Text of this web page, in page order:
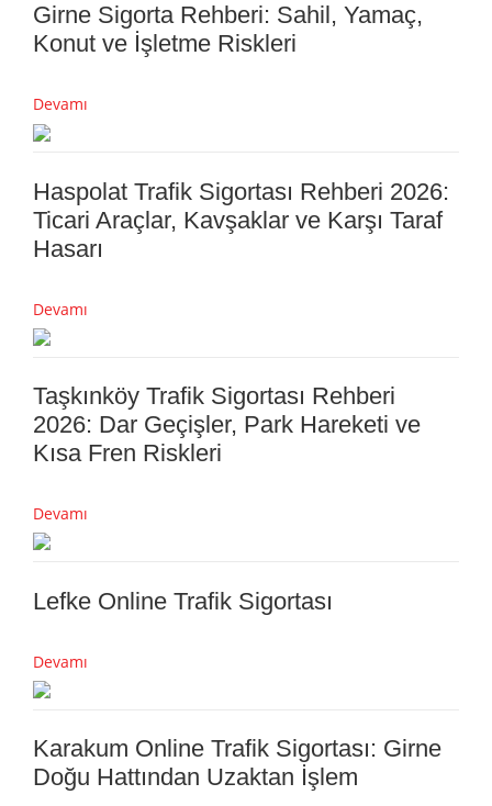
Girne Sigorta Rehberi: Sahil, Yamaç,
Konut ve İşletme Riskleri
Devamı
Haspolat Trafik Sigortası Rehberi 2026:
Ticari Araçlar, Kavşaklar ve Karşı Taraf
Hasarı
Devamı
Taşkınköy Trafik Sigortası Rehberi
2026: Dar Geçişler, Park Hareketi ve
Kısa Fren Riskleri
Devamı
Lefke Online Trafik Sigortası
Devamı
Karakum Online Trafik Sigortası: Girne
Doğu Hattından Uzaktan İşlem